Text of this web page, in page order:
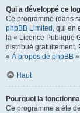
Qui a développé ce
Ce programme (dans
phpBB Limited , qui en
la « Licence Publique
distribué gratuitement.
« À propos de phpBB
Haut
Pourquoi la
Ce programme a été